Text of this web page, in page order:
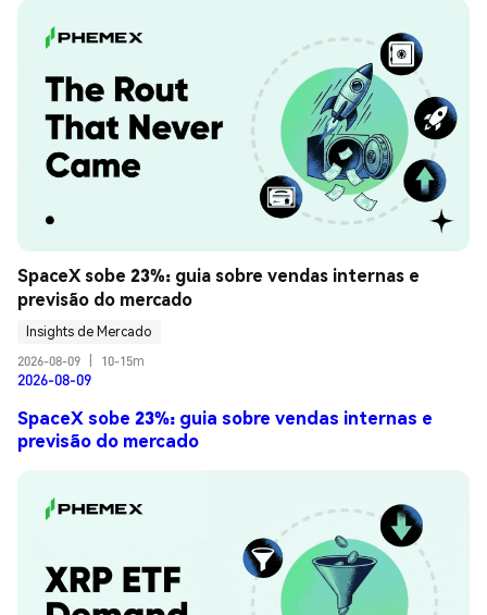
SpaceX sobe 23%: guia sobre vendas internas e
previsão do mercado
Insights de Mercado
2026-08-09
10-15m
2026-08-09
SpaceX sobe 23%: guia sobre vendas internas e
previsão do mercado